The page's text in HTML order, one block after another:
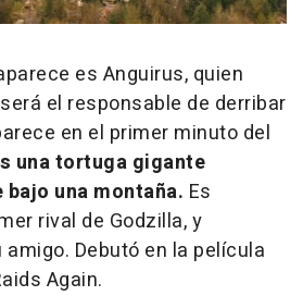
es Anguirus, quien
el responsable de derribar
en el primer minuto del
una tortuga gigante
una montaña. Es
rival de Godzilla, y
Debutó en la película
Again.